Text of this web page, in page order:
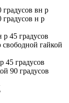
вн р
н р
45 градусов
гайкой
45 градусов
90 градусов